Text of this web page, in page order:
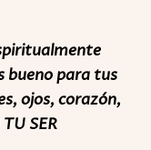
bueno para tus
ojos, corazón,
SER